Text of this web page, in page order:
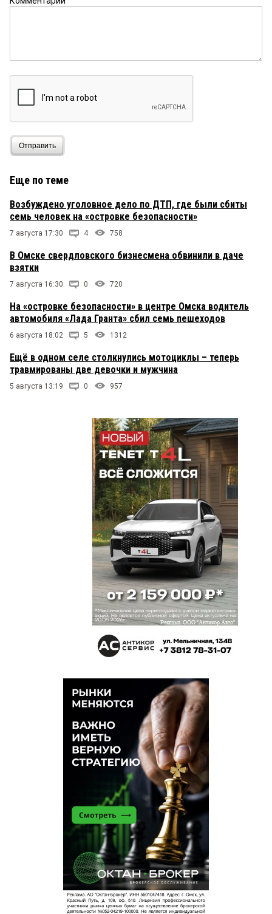
Отправить
Еще по теме
Возбуждено уголовное дело по ДТП, где были сбиты
семь человек на «островке безопасности»
7 августа 17:30 4 758
В Омске свердловского бизнесмена обвинили в даче
взятки
7 августа 16:30 0 720
На «островке безопасности» в центре Омска водитель
автомобиля «Лада Гранта» сбил семь пешеходов
6 августа 18:02 5 1312
Ещё в одном селе столкнулись мотоциклы – теперь
травмированы две девочки и мужчина
5 августа 13:19 0 957